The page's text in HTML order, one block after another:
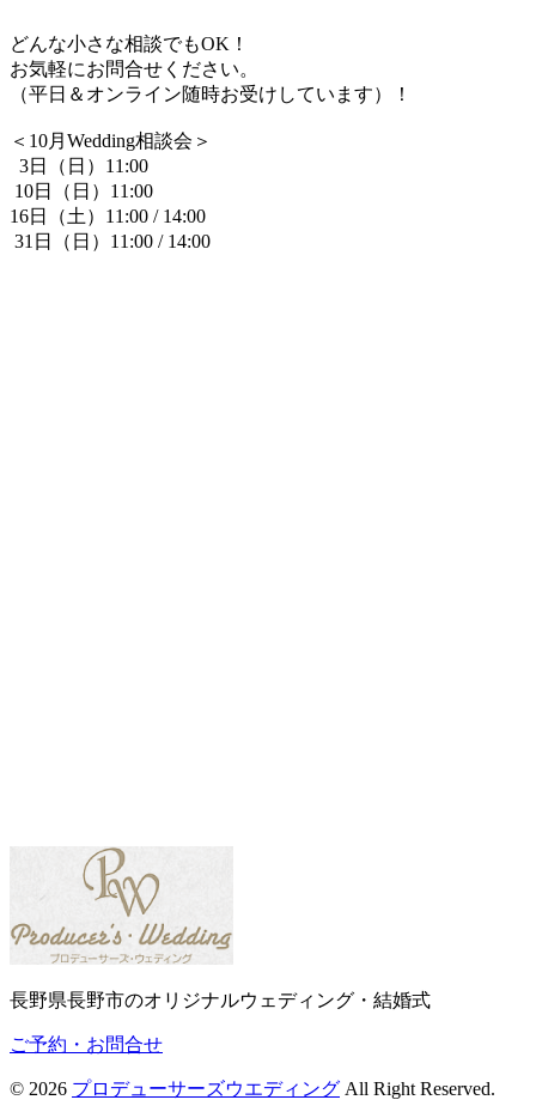
どんな小さな相談でもOK！
お気軽にお問合せください。
（平日＆オンライン随時お受けしています）！
＜10月Wedding相談会＞
3日（日）11:00
10日（日）11:00
16日（土）11:00 / 14:00
31日（日）11:00 / 14:00
長野県長野市のオリジナルウェディング・結婚式
ご予約・お問合せ
© 2026 プロデューサーズウエディング All Right Reserved.